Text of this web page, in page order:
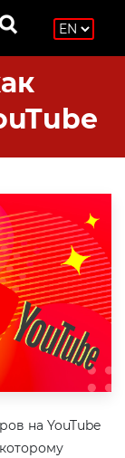
на YouTube